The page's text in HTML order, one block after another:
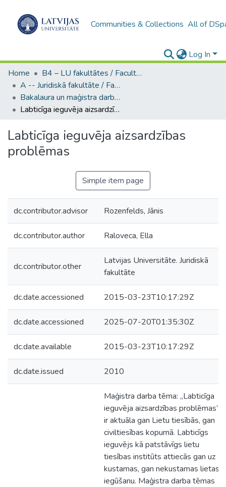
Communities & Collections All of
Log In
Home
B4 – LU fakultātes / Faculties of the UL
A -- Juridiskā fakultāte / Faculty of Law
Bakalaura un maģistra darbi (JF) / Bachelor's and Master's theses
Labticīga ieguvēja aizsardzības problēmas
Labticīga ieguvēja aizsardzības
problēmas
Simple item page
dc.contributor.advisor Rozenfelds, Jānis
dc.contributor.author Raloveca, Ella
dc.contributor.other
Latvijas Universitāte. Juridiskā
fakultāte
dc.date.accessioned 2015-03-23T10:17:29Z
dc.date.accessioned 2025-07-20T01:35:30Z
dc.date.available 2015-03-23T10:17:29Z
dc.date.issued 2010
Maģistra darba tēma: „Labticīga
ieguvēja aizsardzības problēmas”
ir aktuāla gan Lietu tiesībās, gan
civiltiesības kopumā. Labticīgs
ieguvējs kā patstāvīgs lietu
tiesības institūts attiecās gan uz
kustamas, gan nekustamas lietas
iegūšanu. Maģistra darba tēmas